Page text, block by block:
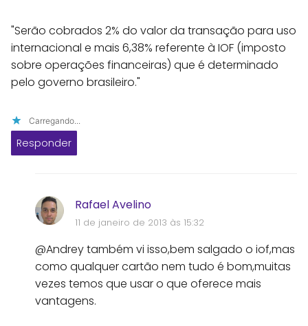
"Serão cobrados 2% do valor da transação para uso
internacional e mais 6,38% referente à IOF (imposto
sobre operações financeiras) que é determinado
pelo governo brasileiro."
Carregando...
Responder
Rafael Avelino
11 de janeiro de 2013 às 15:32
@Andrey também vi isso,bem salgado o iof,mas
como qualquer cartão nem tudo é bom,muitas
vezes temos que usar o que oferece mais
vantagens.